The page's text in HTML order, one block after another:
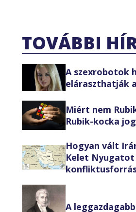
TOVÁBBI
A szexrobotok
eláraszthatják
Miért nem
Rubik-kocka
Hogyan vált
Kelet
A